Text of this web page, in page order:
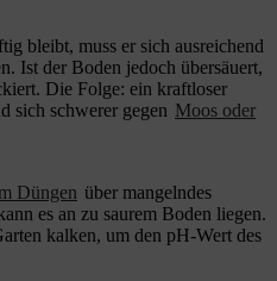
bleibt, muss er sich ausreichend
Ist der Boden jedoch übersäuert,
Die Folge: ein kraftloser
sich schwerer gegen Moos oder
Düngen über mangelndes
es an zu saurem Boden liegen.
kalken, um den pH-Wert des